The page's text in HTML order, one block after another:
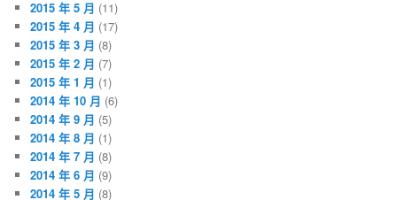
2015 年 5 月 (11)
2015 年 4 月 (17)
2015 年 3 月 (8)
2015 年 2 月 (7)
2015 年 1 月 (1)
2014 年 10 月 (6)
2014 年 9 月 (5)
2014 年 8 月 (1)
2014 年 7 月 (8)
2014 年 6 月 (9)
2014 年 5 月 (8)